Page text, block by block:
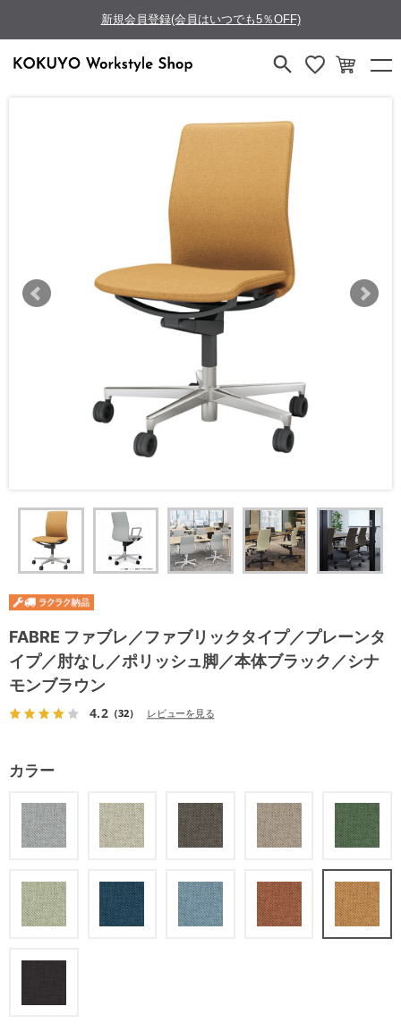
新規会員登録(会員はいつでも5％OFF)
FABRE ファブレ／ファブリックタイプ／プレーンタ
イプ／肘なし／ポリッシュ脚／本体ブラック／シナ
モンブラウン
4.2（32） レビューを見る
カラー